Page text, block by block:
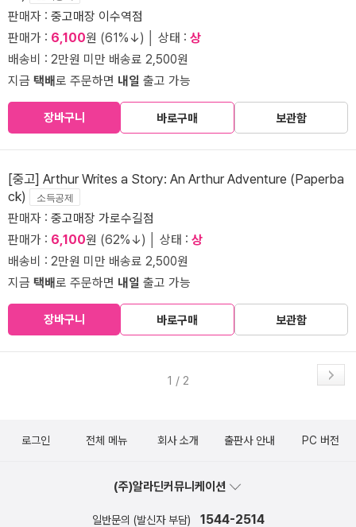
판매자 : 중고매장 이수역점
판매가 : 6,100원 (61%↓) │ 상태 : 상
배송비 : 2만원 미만 배송료 2,500원
지금 택배로 주문하면 내일 출고 가능
장바구니 바로구매 보관함
[중고] Arthur Writes a Story: An Arthur Adventure (Paperba
ck)
소득공제
판매자 : 중고매장 가로수길점
판매가 : 6,100원 (62%↓) │ 상태 : 상
배송비 : 2만원 미만 배송료 2,500원
지금 택배로 주문하면 내일 출고 가능
장바구니 바로구매 보관함
1 / 2
로그인 전체 메뉴 회사 소개 출판사 안내 PC 버전
(주)알라딘커뮤니케이션
일반문의 (발신자 부담) 1544-2514